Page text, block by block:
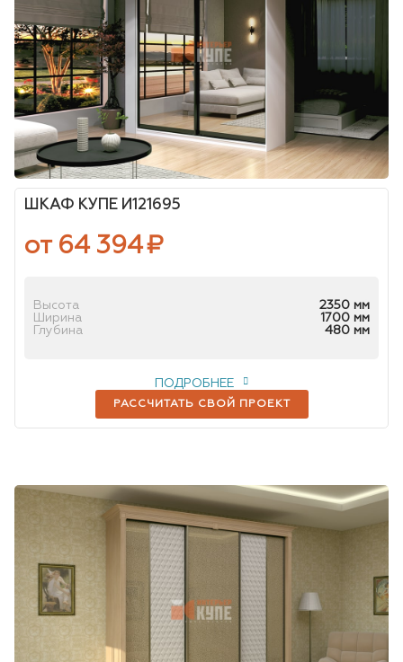
ШКАФ КУПЕ И121695
от 64 394₽
Высота
2350 мм
Ширина
1700 мм
Глубина
480 мм
РАССЧИТАТЬ СВОЙ ПРОЕКТ
ПОДРОБНЕЕ